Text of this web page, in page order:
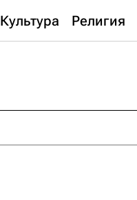
Культура Религия